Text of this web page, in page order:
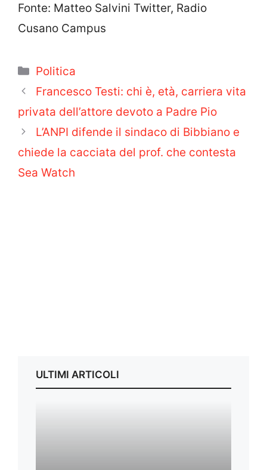
Fonte: Matteo Salvini Twitter, Radio
Cusano Campus
Categorie
Politica
Francesco Testi: chi è, età, carriera vita
privata dell’attore devoto a Padre Pio
L’ANPI difende il sindaco di Bibbiano e
chiede la cacciata del prof. che contesta
Sea Watch
ULTIMI ARTICOLI